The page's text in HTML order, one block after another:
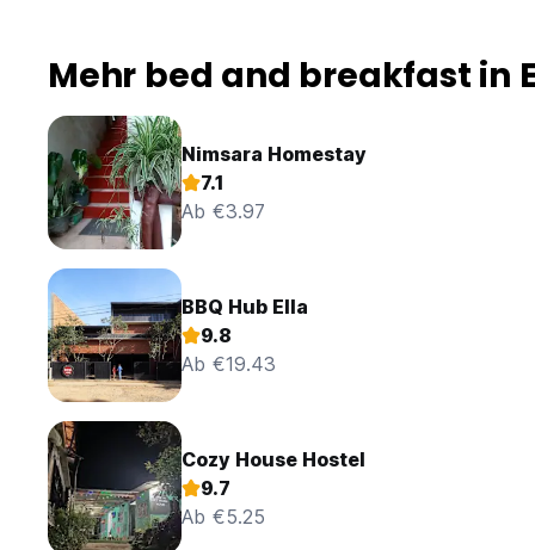
Mehr bed and breakfast in
Nimsara Homestay
7.1
Ab €3.97
BBQ Hub Ella
9.8
Ab €19.43
Cozy House Hostel
9.7
Ab €5.25